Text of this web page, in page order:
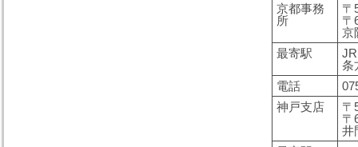
京都事務
所
〒
〒
京
最寄駅
条
電話
神戸支店
〒
〒
井